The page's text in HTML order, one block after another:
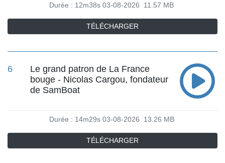
Durée : 12m38s 03-08-2026 11.57 MB
TÉLÉCHARGER
6
Le grand patron de La France
bouge - Nicolas Cargou, fondateur
de SamBoat
Durée : 14m29s 03-08-2026 13.26 MB
TÉLÉCHARGER